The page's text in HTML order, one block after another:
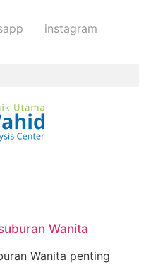
instagram
Wanita
Wanita penting